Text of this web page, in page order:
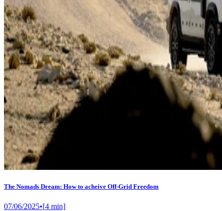
The Nomads Dream​: How to acheive Off-Grid Freedom
07/06/2025•[4 min]